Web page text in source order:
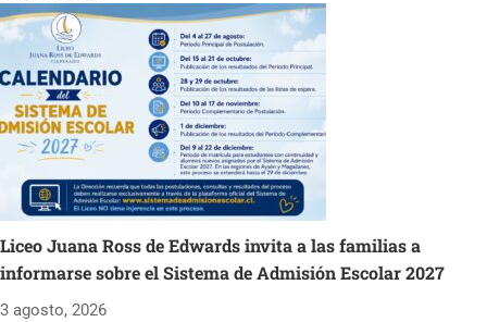
Liceo Juana Ross de Edwards invita a las familias a
informarse sobre el Sistema de Admisión Escolar 2027
3 agosto, 2026